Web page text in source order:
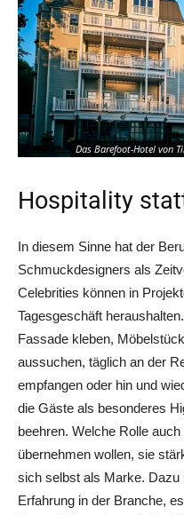
Das Barefoot-Hotel von
Ein Zimmer im Barefoot Hotel am
Georgiew/Barefoot Hotel
Hospitality
In diesem Sinne hat der
Schmuckdesigners als
Celebrities können in
Tagesgeschäft
Fassade kleben,
aussuchen, täglich an der
empfangen oder hin und
die Gäste als besonderes
beehren. Welche Rolle
übernehmen wollen, sie
sich selbst als Marke. Dazu
Erfahrung in der Branche,